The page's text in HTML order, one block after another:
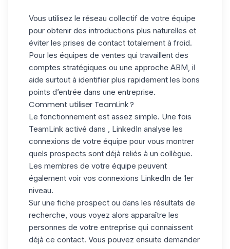
Vous utilisez le réseau collectif de votre équipe
pour obtenir des introductions plus naturelles et
éviter les prises de contact totalement à froid.
Pour les équipes de ventes qui travaillent des
comptes stratégiques ou une approche ABM, il
aide surtout à identifier plus rapidement les bons
points d’entrée dans une entreprise.
Comment utiliser TeamLink ?
Le fonctionnement est assez simple. Une fois
TeamLink activé dans , LinkedIn analyse les
connexions de votre équipe pour vous montrer
quels prospects sont déjà reliés à un collègue.
Les membres de votre équipe peuvent
également voir vos connexions LinkedIn de 1er
niveau.
Sur une fiche prospect ou dans les résultats de
recherche, vous voyez alors apparaître les
personnes de votre entreprise qui connaissent
déjà ce contact. Vous pouvez ensuite demander